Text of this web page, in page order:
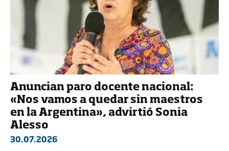
Anuncian paro docente nacional:
«Nos vamos a quedar sin maestros
en la Argentina», advirtió Sonia
Alesso
30.07.2026